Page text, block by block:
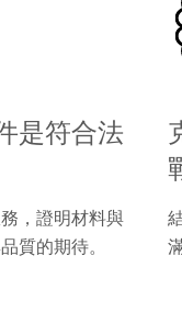
是符合法
，證明材料與
質的期待。